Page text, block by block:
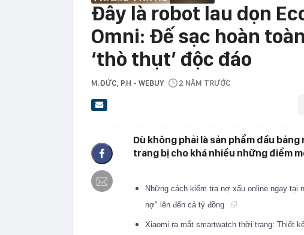
Đây là robot lau dọn
Omni: Đế sạc hoàn
‘thò thụt’ độc đáo
M.ĐỨC, P.H - WEBUY 2 NĂM TRƯỚC
Dù không phải là sản phẩm đầu
trang bị cho khá nhiều những điểm
Những cách kiểm tra nợ xấu online ngay tại
nợ" lên đến cả tỷ đồng
Xiaomi ra mắt smartwatch thời trang: Thiết